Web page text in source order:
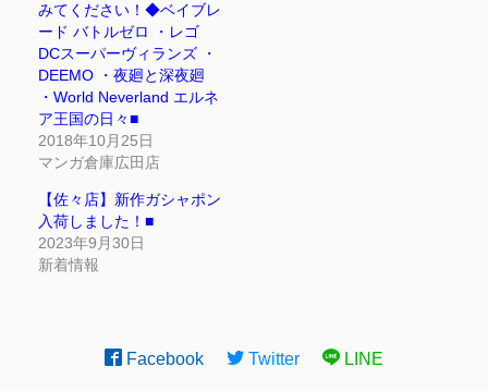
みてください！◆ベイブレ
ード バトルゼロ ・レゴ
DCスーパーヴィランズ ・
DEEMO ・夜廻と深夜廻
・World Neverland エルネ
ア王国の日々■
2018年10月25日
マンガ倉庫広田店
【佐々店】新作ガシャポン
入荷しました！■
2023年9月30日
新着情報
Facebook Twitter LINE